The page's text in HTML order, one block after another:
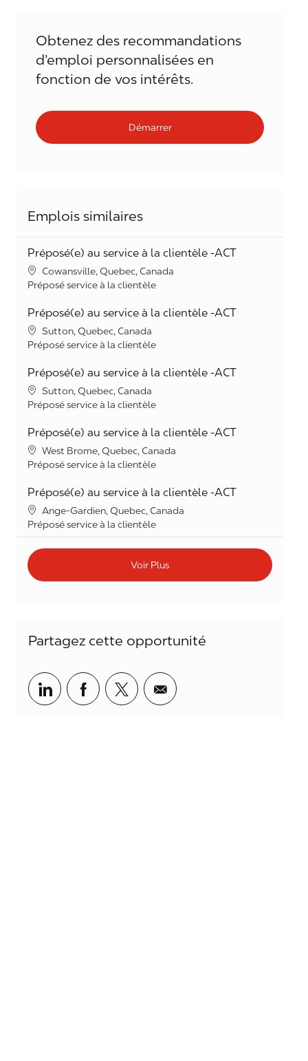
Obtenez des recommandations
d’emploi personnalisées en
fonction de vos intérêts.
Démarrer
Emplois similaires
Préposé(e) au service à la clientèle -ACT
LieuCowansville, Quebec, Canada
Catégorie
Préposé service à la clientèle
Préposé(e) au service à la clientèle -ACT
LieuSutton, Quebec, Canada
Catégorie
Préposé service à la clientèle
Préposé(e) au service à la clientèle -ACT
LieuSutton, Quebec, Canada
Catégorie
Préposé service à la clientèle
Préposé(e) au service à la clientèle -ACT
LieuWest Brome, Quebec, Canada
Catégorie
Préposé service à la clientèle
Préposé(e) au service à la clientèle -ACT
LieuAnge-Gardien, Quebec, Canada
Catégorie
Préposé service à la clientèle
Voir Plus
Partagez cette opportunité
Partager par LinkedIn
Partager par Facebook
<span<span